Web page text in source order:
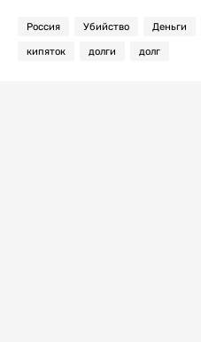
Россия Убийство Деньги
кипяток долги долг